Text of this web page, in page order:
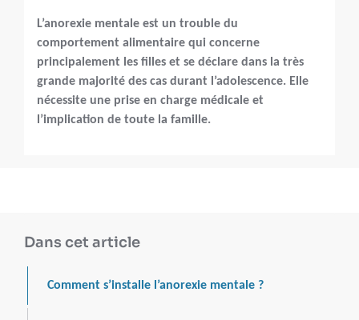
L’anorexie mentale est un trouble du
comportement alimentaire qui concerne
principalement les filles et se déclare dans la très
grande majorité des cas durant l’adolescence. Elle
nécessite une prise en charge médicale et
l’implication de toute la famille.
Dans cet article
Comment s’installe l’anorexie mentale ?